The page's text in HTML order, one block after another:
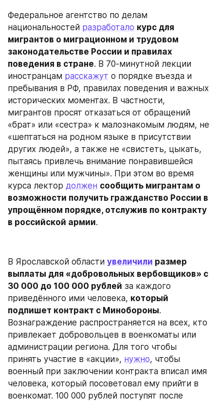
Федеральное агентство по делам
национальностей разработало курс для
мигрантов о миграционном и трудовом
законодательстве России и правилах
поведения в стране. В 70-минутной лекции
иностранцам расскажут о порядке въезда и
пребывания в РФ, правилах поведения и важных
исторических моментах. В частности,
мигрантов просят отказаться от обращений
«брат» или «сестра» к малознакомым людям, не
«шептаться на родном языке в присутствии
других людей», а также не «свистеть, цыкать,
пытаясь привлечь внимание понравившейся
женщины или мужчины». При этом во время
курса лектор должен сообщить мигрантам о
возможности получить гражданство России в
упрощённом порядке, отслужив по контракту
в российской армии.
В Ярославской области увеличили размер
выплаты для «добровольных вербовщиков» с
30 000 до 100 000 рублей за каждого
приведённого ими человека, который
подпишет контракт с Минобороны.
Вознаграждение распространяется на всех, кто
привлекает добровольцев в военкоматы или
администрации региона. Для того чтобы
принять участие в «акции», нужно, чтобы
военный при заключении контракта вписал имя
человека, который посоветовал ему прийти в
военкомат. 100 000 рублей поступят после